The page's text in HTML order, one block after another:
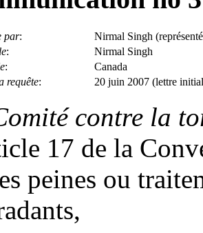
par:
Nirmal Singh
:
Nirmal Singh
:
Canada
requête: 20 juin 2007 (lettre
contre la
17 de la
peines ou